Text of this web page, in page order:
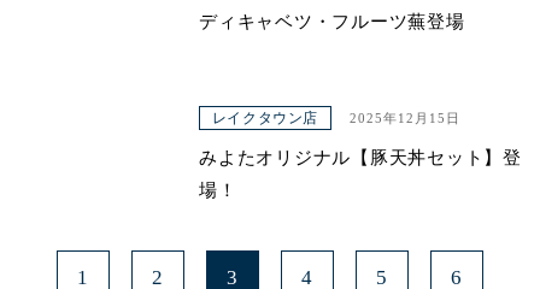
ディキャベツ・フルーツ蕪登場
レイクタウン店 2025年12月15日
みよたオリジナル【豚天丼セット】登
場！
1 2 3 4 5 6